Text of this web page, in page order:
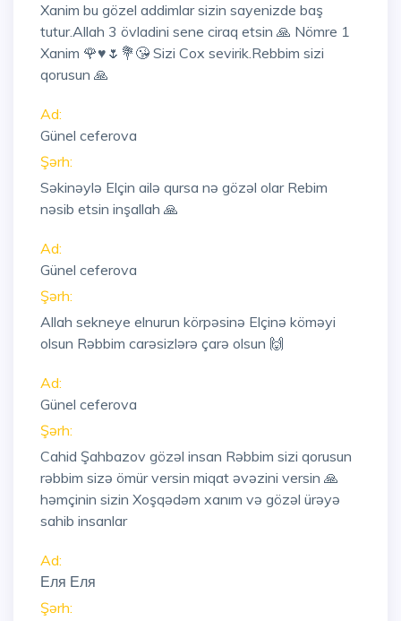
Xanim bu gözel addimlar sizin sayenizde baş
tutur.Allah 3 övladini sene ciraq etsin 🙏 Nömre 1
Xanim 🌹♥️🌷💐😘 Sizi Cox sevirik.Rebbim sizi
qorusun 🙏
Ad:
Günel ceferova
Şərh:
Səkinəylə Elçin ailə qursa nə gözəl olar Rebim
nəsib etsin inşallah 🙏
Ad:
Günel ceferova
Şərh:
Allah sekneye elnurun körpəsinə Elçinə köməyi
olsun Rəbbim carəsizlərə çarə olsun 🙌
Ad:
Günel ceferova
Şərh:
Cahid Şahbazov gözəl insan Rəbbim sizi qorusun
rəbbim sizə ömür versin miqat əvəzini versin 🙏
həmçinin sizin Xoşqədəm xanım və gözəl ürəyə
sahib insanlar
Ad:
Еля Еля
Şərh: